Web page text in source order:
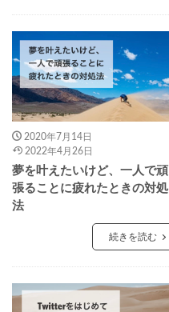
2020年7月14日
2022年4月26日
夢を叶えたいけど、一人で頑
張ることに疲れたときの対処
法
続きを読む